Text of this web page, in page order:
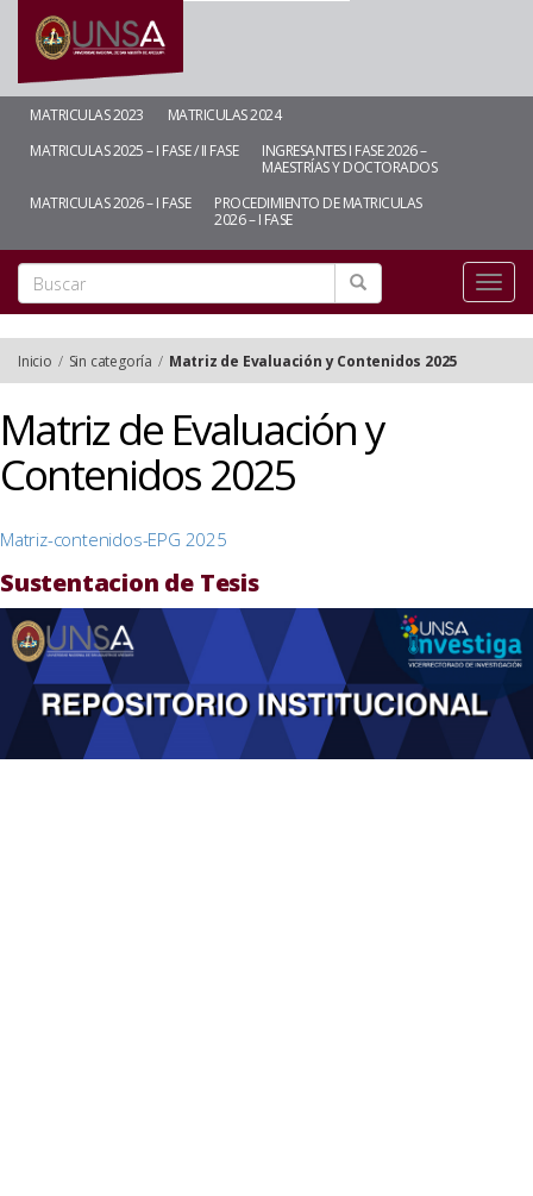
MATRICULAS 2023
MATRICULAS 2024
MATRICULAS 2025 – I FASE / II FASE
INGRESANTES I FASE 2026 –
MAESTRÍAS Y DOCTORADOS
MATRICULAS 2026 – I FASE
PROCEDIMIENTO DE MATRICULAS
2026 – I FASE
Inicio / Sin categoría / Matriz de Evaluación y Contenidos 2025
Matriz de Evaluación y
Contenidos 2025
Matriz-contenidos-EPG 2025
Sustentacion de Tesis